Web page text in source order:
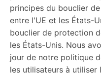
principes du bouclier
entre l'UE et les États-
bouclier de protection
les États-Unis. Nous
jour de notre politique
les utilisateurs à utiliser